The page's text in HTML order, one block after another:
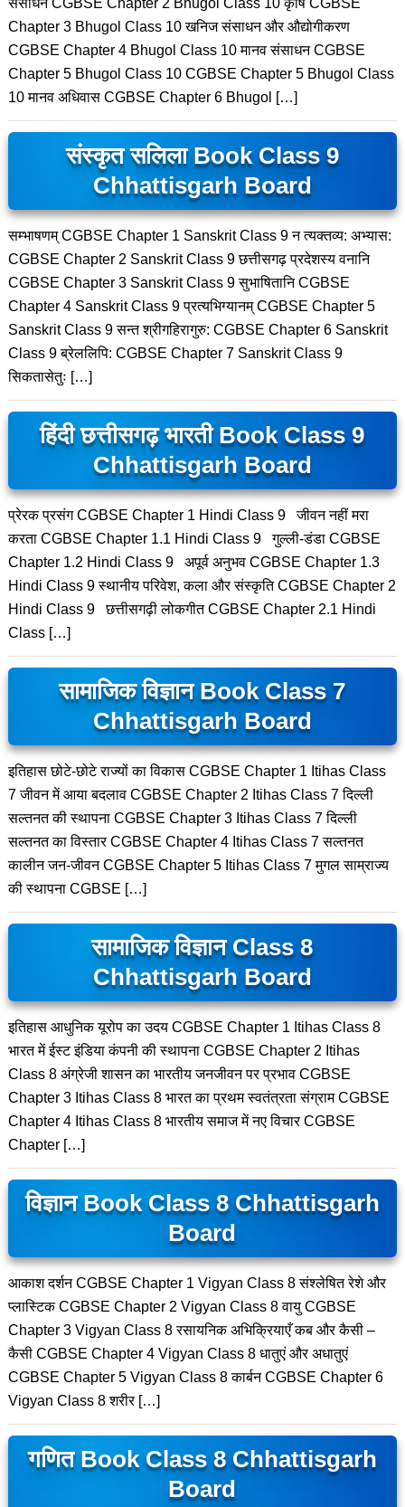
संसाधन CGBSE Chapter 2 Bhugol Class 10 कृषि CGBSE
Chapter 3 Bhugol Class 10 खनिज संसाधन और औद्योगीकरण
CGBSE Chapter 4 Bhugol Class 10 मानव संसाधन CGBSE
Chapter 5 Bhugol Class 10 CGBSE Chapter 5 Bhugol Class
10 मानव अधिवास CGBSE Chapter 6 Bhugol […]
संस्कृत सलिला Book Class 9
Chhattisgarh Board
सम्भाषणम् CGBSE Chapter 1 Sanskrit Class 9 न त्यक्तव्य: अभ्यास:
CGBSE Chapter 2 Sanskrit Class 9 छत्तीसगढ़ प्रदेशस्य वनानि
CGBSE Chapter 3 Sanskrit Class 9 सुभाषितानि CGBSE
Chapter 4 Sanskrit Class 9 प्रत्यभिग्यानम् CGBSE Chapter 5
Sanskrit Class 9 सन्त श्रीगहिरागुरु: CGBSE Chapter 6 Sanskrit
Class 9 ब्रेललिपि: CGBSE Chapter 7 Sanskrit Class 9
सिकतासेतुः […]
हिंदी छत्तीसगढ़ भारती Book Class 9
Chhattisgarh Board
प्रेरक प्रसंग CGBSE Chapter 1 Hindi Class 9 जीवन नहीं मरा
करता CGBSE Chapter 1.1 Hindi Class 9 गुल्ली-डंडा CGBSE
Chapter 1.2 Hindi Class 9 अपूर्व अनुभव CGBSE Chapter 1.3
Hindi Class 9 स्थानीय परिवेश​, कला और संस्कृति CGBSE Chapter 2
Hindi Class 9 छत्तीसगढ़ी लोकगीत CGBSE Chapter 2.1 Hindi
Class […]
सामाजिक विज्ञान Book Class 7
Chhattisgarh Board
इतिहास छोटे-छोटे राज्यों का विकास CGBSE Chapter 1 Itihas Class
7 जीवन में आया बदलाव CGBSE Chapter 2 Itihas Class 7 दिल्ली
सल्तनत की स्थापना CGBSE Chapter 3 Itihas Class 7 दिल्ली
सल्तनत का विस्तार CGBSE Chapter 4 Itihas Class 7 सल्तनत
कालीन जन-जीवन CGBSE Chapter 5 Itihas Class 7 मुगल साम्राज्य
की स्थापना CGBSE […]
सामाजिक विज्ञान Class 8
Chhattisgarh Board
इतिहास आधुनिक यूरोप का उदय CGBSE Chapter 1 Itihas Class 8
भारत में ईस्ट इंडिया कंपनी की स्थापना CGBSE Chapter 2 Itihas
Class 8 अंग्रेजी शासन का भारतीय जनजीवन पर प्रभाव CGBSE
Chapter 3 Itihas Class 8 भारत का प्रथम स्वतंत्रता संग्राम CGBSE
Chapter 4 Itihas Class 8 भारतीय समाज में नए विचार CGBSE
Chapter […]
विज्ञान Book Class 8 Chhattisgarh
Board
आकाश दर्शन CGBSE Chapter 1 Vigyan Class 8 संश्लेषित रेशे और
प्लास्टिक CGBSE Chapter 2 Vigyan Class 8 वायु CGBSE
Chapter 3 Vigyan Class 8 रसायनिक अभिक्रियाएँ कब और कैसी –
कैसी CGBSE Chapter 4 Vigyan Class 8 धातुएं और अधातुएं
CGBSE Chapter 5 Vigyan Class 8 कार्बन CGBSE Chapter 6
Vigyan Class 8 शरीर […]
गणित Book Class 8 Chhattisgarh
Board